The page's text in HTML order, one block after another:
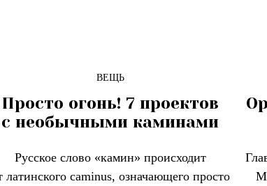
ВЕЩЬ
Просто огонь! 7 проектов
с необычными каминами
Русское слово «камин» происходит
латинского caminus, означающего просто